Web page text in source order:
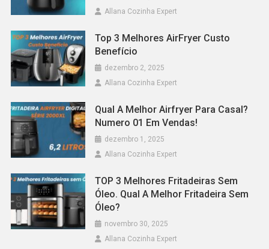
Allana Cozinha Expert
Top 3 Melhores AirFryer Custo
Benefício
dezembro 2, 2025
Allana Cozinha Expert
Qual A Melhor Airfryer Para Casal?
Numero 01 Em Vendas!
dezembro 1, 2025
Allana Cozinha Expert
TOP 3 Melhores Fritadeiras Sem
Óleo. Qual A Melhor Fritadeira Sem
Óleo?
novembro 30, 2025
Allana Cozinha Expert